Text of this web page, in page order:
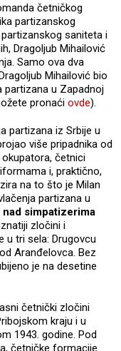
četničkog
partizanskog
saniteta i
Dragoljub Mihailović
Samo ova dva
Mihailović bio
partizana u Zapadnoj
pronaći ovde).
partizana iz Srbije u
više pripadnika od
četnici
i, praktično,
na to što je Milan
partizana u
nad simpatizerima
zločini i
u tri sela: Drugovcu
Aranđelovca. Bez
je na desetine
četnički zločini
kraju i u
1943. godine. Pod
četničke formacije